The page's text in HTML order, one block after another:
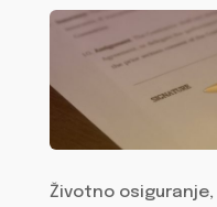
Životno osiguranje,